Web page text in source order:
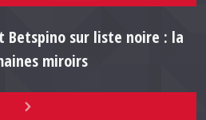
Betspino sur liste noire : la
miroirs